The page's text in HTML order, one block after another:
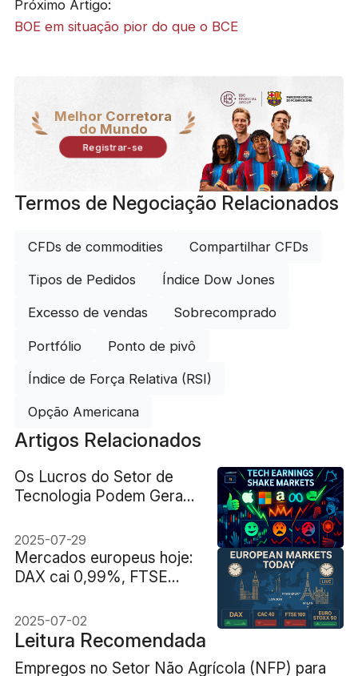
Próximo Artigo:
BOE em situação pior do que o BCE
Melhor Corretora
do Mundo
Registrar-se
Termos de Negociação Relacionados
CFDs de commodities Compartilhar CFDs
Tipos de Pedidos Índice Dow Jones
Excesso de vendas Sobrecomprado
Portfólio Ponto de pivô
Índice de Força Relativa (RSI)
Opção Americana
Artigos Relacionados
Os Lucros do Setor de
Tecnologia Podem Gerar
Esta Semana?
2025-07-29
Mercados europeus hoje:
DAX cai 0,99%, FTSE
2025-07-02
Leitura Recomendada
Empregos no Setor Não Agrícola (NFP) para